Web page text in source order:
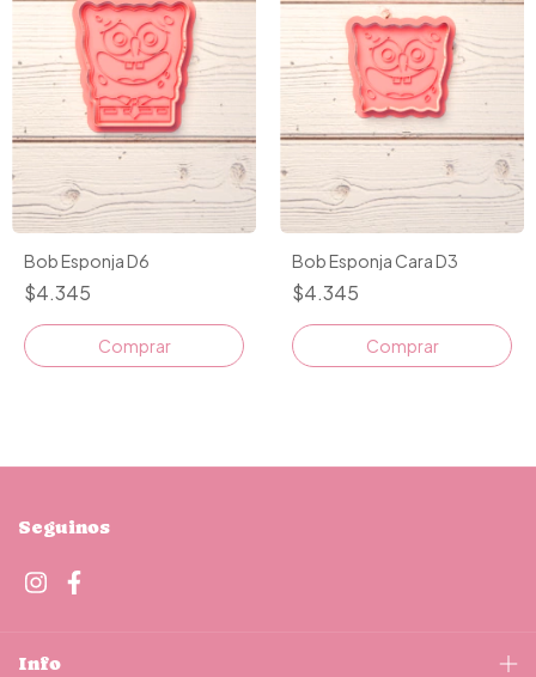
Bob Esponja D6
$4.345
Comprar
Bob Esponja Cara D3
$4.345
Comprar
Seguinos
Info